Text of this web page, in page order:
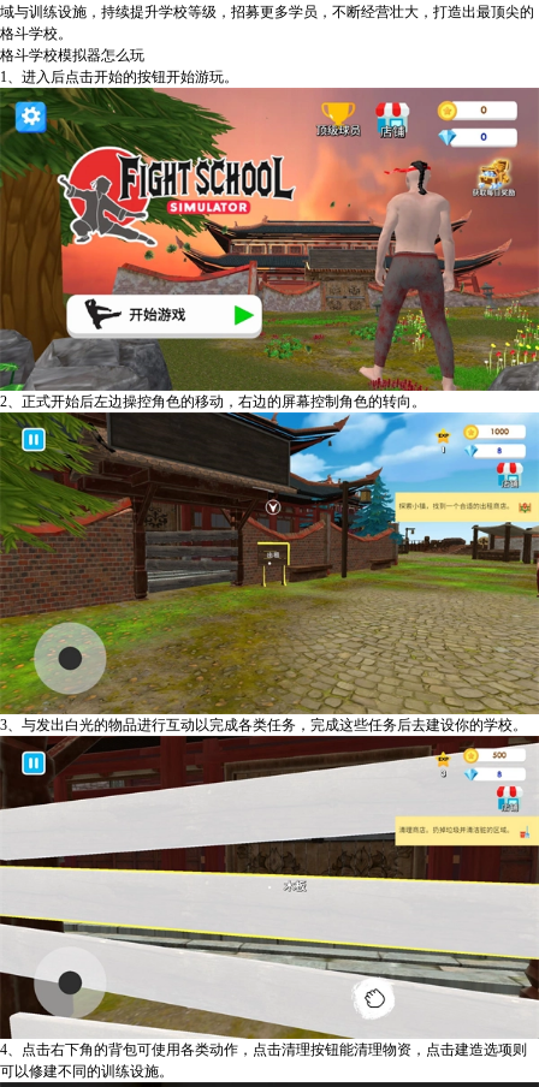
域与训练设施，持续提升学校等级，招募更多学员，不断经营壮大，打造出最顶尖的
格斗学校。
格斗学校模拟器怎么玩
1、进入后点击开始的按钮开始游玩。
2、正式开始后左边操控角色的移动，右边的屏幕控制角色的转向。
3、与发出白光的物品进行互动以完成各类任务，完成这些任务后去建设你的学校。
4、点击右下角的背包可使用各类动作，点击清理按钮能清理物资，点击建造选项则
可以修建不同的训练设施。